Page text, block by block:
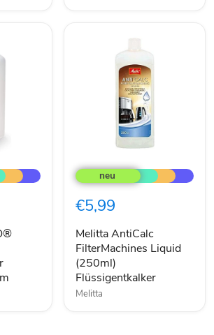
AntiCalc
FilterMachines
(250ml)
€5,99
Melitta AntiCalc
FilterMachines Liquid
(250ml)
Flüssigentkalker
Melitta